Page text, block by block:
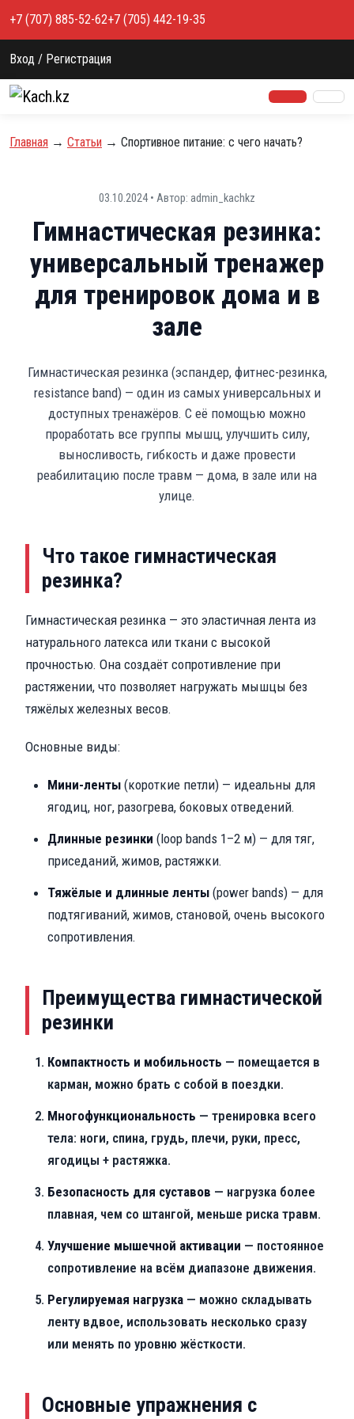
+7 (707) 885-52-62+7 (705) 442-19-35
Вход / Регистрация
Главная → Статьи → Cпортивное питание: с чего начать?
03.10.2024 • Автор: admin_kachkz
Гимнастическая резинка:
универсальный тренажер
для тренировок дома и в
зале
Гимнастическая резинка (эспандер, фитнес-резинка,
resistance band) — один из самых универсальных и
доступных тренажёров. С её помощью можно
проработать все группы мышц, улучшить силу,
выносливость, гибкость и даже провести
реабилитацию после травм — дома, в зале или на
улице.
Что такое гимнастическая
резинка?
Гимнастическая резинка — это эластичная лента из
натурального латекса или ткани с высокой
прочностью. Она создаёт сопротивление при
растяжении, что позволяет нагружать мышцы без
тяжёлых железных весов.
Основные виды:
Мини-ленты (короткие петли) — идеальны для
ягодиц, ног, разогрева, боковых отведений.
Длинные резинки (loop bands 1–2 м) — для тяг,
приседаний, жимов, растяжки.
Тяжёлые и длинные ленты (power bands) — для
подтягиваний, жимов, становой, очень высокого
сопротивления.
Преимущества гимнастической
резинки
Компактность и мобильность — помещается в
карман, можно брать с собой в поездки.
Многофункциональность — тренировка всего
тела: ноги, спина, грудь, плечи, руки, пресс,
ягодицы + растяжка.
Безопасность для суставов — нагрузка более
плавная, чем со штангой, меньше риска травм.
Улучшение мышечной активации — постоянное
сопротивление на всём диапазоне движения.
Регулируемая нагрузка — можно складывать
ленту вдвое, использовать несколько сразу
или менять по уровню жёсткости.
Основные упражнения с